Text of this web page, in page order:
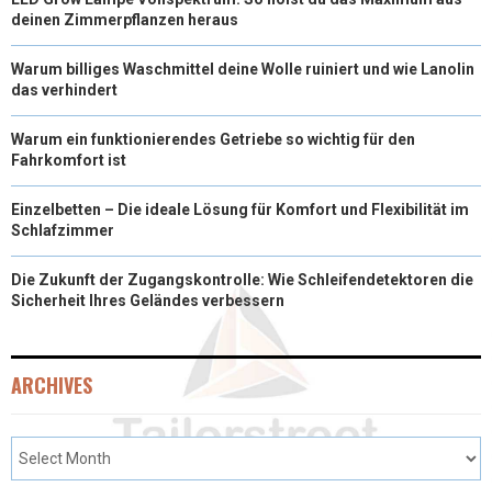
)
deinen Zimmerpflanzen heraus
Warum billiges Waschmittel deine Wolle ruiniert und wie Lanolin
das verhindert
Warum ein funktionierendes Getriebe so wichtig für den
Fahrkomfort ist
Einzelbetten – Die ideale Lösung für Komfort und Flexibilität im
Schlafzimmer
Die Zukunft der Zugangskontrolle: Wie Schleifendetektoren die
Sicherheit Ihres Geländes verbessern
ARCHIVES